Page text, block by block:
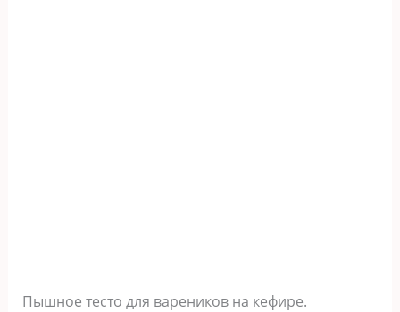
Пышное тесто для вареников на кефире.